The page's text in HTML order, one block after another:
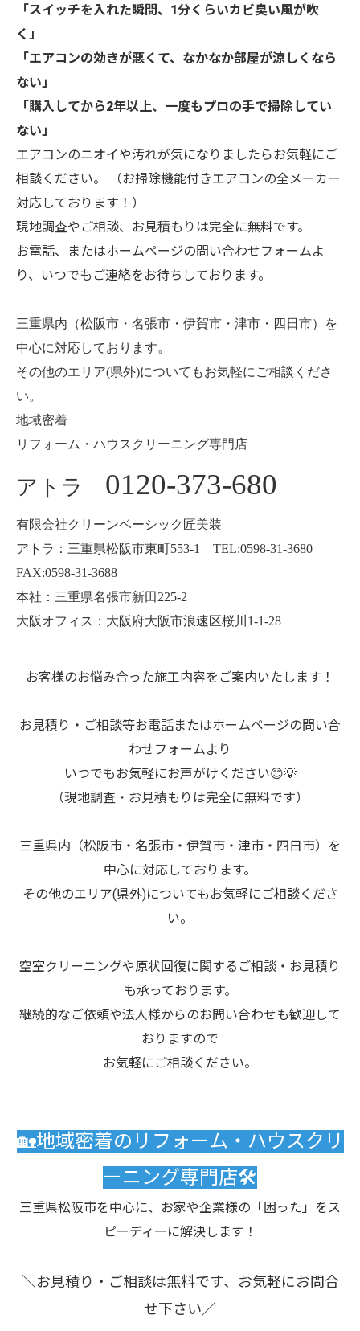
「スイッチを入れた瞬間、1分くらいカビ臭い風が吹
く」
「エアコンの効きが悪くて、なかなか部屋が涼しくなら
ない」
「購入してから2年以上、一度もプロの手で掃除してい
ない」
エアコンのニオイや汚れが気になりましたらお気軽にご
相談ください。 （お掃除機能付きエアコンの全メーカー
対応しております！）
現地調査やご相談、お見積もりは完全に無料です。
お電話、またはホームページの問い合わせフォームよ
り、いつでもご連絡をお待ちしております。
三重県内（松阪市・名張市・伊賀市・津市・四日市）を
中心に対応しております。
その他のエリア(県外)についてもお気軽にご相談くださ
い。
地域密着
リフォーム・ハウスクリーニング専門店
アトラ 0120-373-680
有限会社クリーンベーシック匠美装
アトラ：三重県松阪市東町553-1 TEL:0598-31-3680
FAX:0598-31-3688
本社：三重県名張市新田225-2
大阪オフィス：大阪府大阪市浪速区桜川1-1-28
お客様のお悩み合った施工内容をご案内いたします！
お見積り・ご相談等お電話またはホームページの問い合
わせフォームより
いつでもお気軽にお声がけください😊💡
（現地調査・お見積もりは完全に無料です）
三重県内（松阪市・名張市・伊賀市・津市・四日市）を
中心に対応しております。
その他のエリア(県外)についてもお気軽にご相談くださ
い。
空室クリーニングや原状回復に関するご相談・お見積り
も承っております。
継続的なご依頼や法人様からのお問い合わせも歓迎して
おりますので
お気軽にご相談ください。
🏡地域密着のリフォーム・ハウスクリ
ーニング専門店🛠️
三重県松阪市を中心に、お家や企業様の「困った」をス
ピーディーに解決します！
＼お見積り・ご相談は無料です、お気軽にお問合
せ下さい／